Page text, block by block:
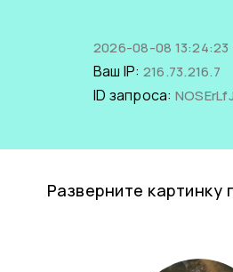
2026-08-08 13:24:23
Ваш IP: 216.73.216.7
ID запроса:
Разверните картинку